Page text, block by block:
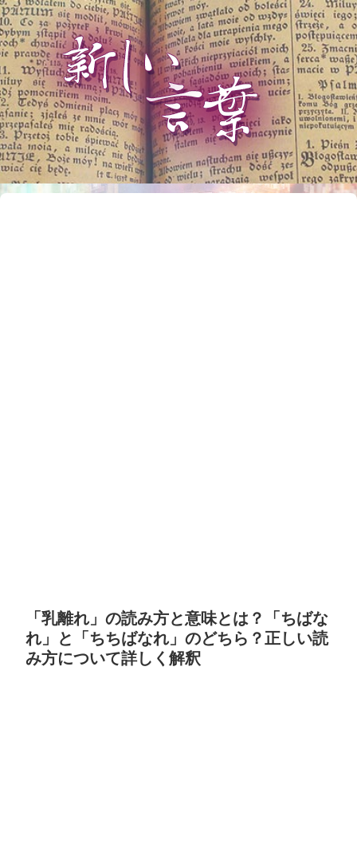
「乳離れ」の読み方と意味とは？「ちばな
れ」と「ちちばなれ」のどちら？正しい読
み方について詳しく解釈